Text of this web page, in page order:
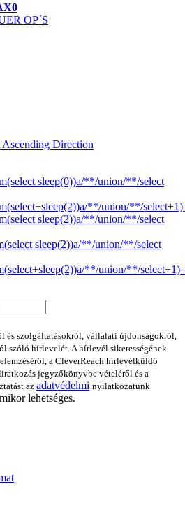
OP´S
Ascending Direction
sleep(0))a/**/union/**/select
**/union/**/
sleep(2))a/**/union/**/select
sleep(2))a/**/union/**/select
**/union/**/
és szolgáltatásokról, vállalati újdonságokról,
szóló hírlevelét. A hírlevél sikerességének
a CleverReach hírlevélküldő
jegyzőkönyvbe vételéről és a
az adatvédelmi nyilatkozatunk
lehetséges.